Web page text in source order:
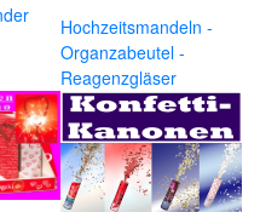
Hochzeitsmandeln -
Organzabeutel -
Reagenzgläser